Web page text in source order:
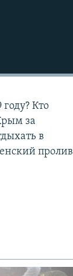
Кто
за
в
пролив